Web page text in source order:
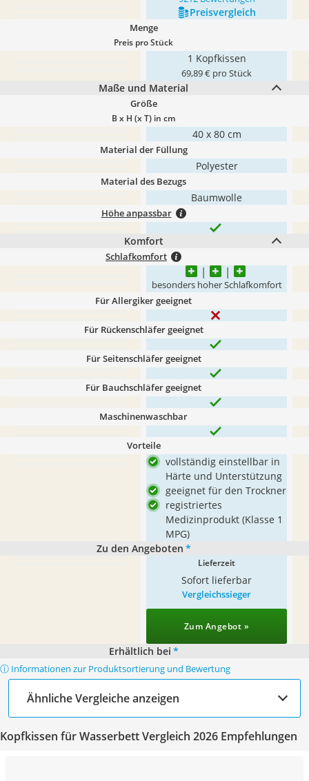
Preis­vergleich
Menge
Preis pro Stück
1 Kopfkissen
69,89 € pro Stück
Maße und Material
Größe
B x H (x T) in cm
40 x 80 cm
Material der Füllung
Polyester
Material des Bezugs
Baumwolle
Höhe anpassbar
Komfort
Schlafkomfort
besonders hoher Schlafkomfort
Für Allergiker geeignet
Für Rückenschläfer geeignet
Für Seitenschläfer geeignet
Für Bauchschläfer geeignet
Maschinenwaschbar
Vorteile
vollständig einstellbar in
Härte und Unterstützung
geeignet für den Trockner
registriertes
Medizinprodukt (Klasse 1
MPG)
Zu den Angeboten *
Lieferzeit
Sofort lieferbar
Vergleichssieger
Zum Angebot »
Erhältlich bei *
ⓘ Informationen zur Produktsortierung und Bewertung
Ähnliche Vergleiche anzeigen
Kopfkissen für Wasserbett Vergleich 2026 Empfehlungen